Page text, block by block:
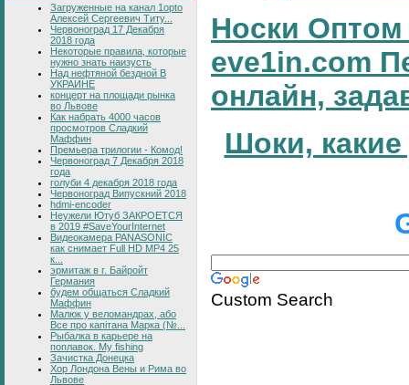
Загруженные на канал 1opto
Алексей Сергеевич Титу...
Червоноград 17 Декабря
2018 года
Некоторые правила, которые
нужно знать наизусть
Над нефтяной бездной В
УКРАИНЕ
концерт на площади рынка
во Львове
Как набрать 4000 часов
просмотров Сладкий
Маффин
Премьера трилогии - Комод!
Червоноград 7 Декабря 2018
года
голуби 4 декабря 2018 года
Червоноград Випускний 2018
hdmi-encoder
Неужели Ютуб ЗАКРОЕТСЯ
в 2019 #SaveYourInternet
Видеокамера PANASONIC
как снимает Full HD MP4 25
к...
эрмитаж в г. Байройт
Германия
будем общаться Сладкий
Маффин
Малюк у веломандрах, або
Все про капітана Марка (№...
Рыбалка в карьере на
поплавок. My fishing
Зачистка Донецка
Хор Лондона Вены и Рима во
Львове
Носки Оптом
eve1in.com
онлайн,
Шоки, какие
Custom Search